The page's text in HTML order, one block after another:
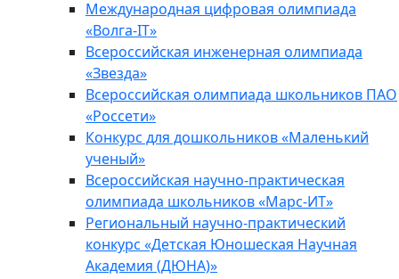
Международная цифровая олимпиада
«Волга-IT»
Всероссийская инженерная олимпиада
«Звезда»
Всероссийская олимпиада школьников ПАО
«Россети»
Конкурс для дошкольников «Маленький
ученый»
Всероссийская научно-практическая
олимпиада школьников «Марс-ИТ»
Региональный научно-практический
конкурс «Детская Юношеская Научная
Академия (ДЮНА)»